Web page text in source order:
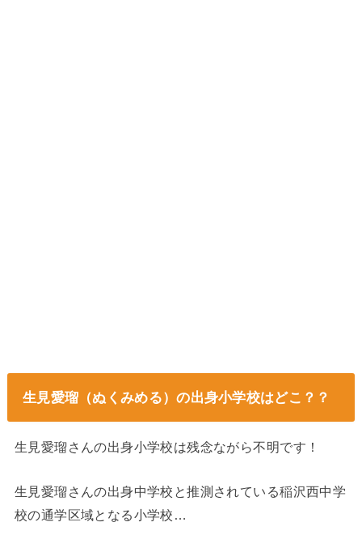
生見愛瑠（ぬくみめる）の出身小学校はどこ？？
生見愛瑠さんの出身小学校は残念ながら不明です！
生見愛瑠さんの出身中学校と推測されている稲沢西中学
校の通学区域となる小学校…